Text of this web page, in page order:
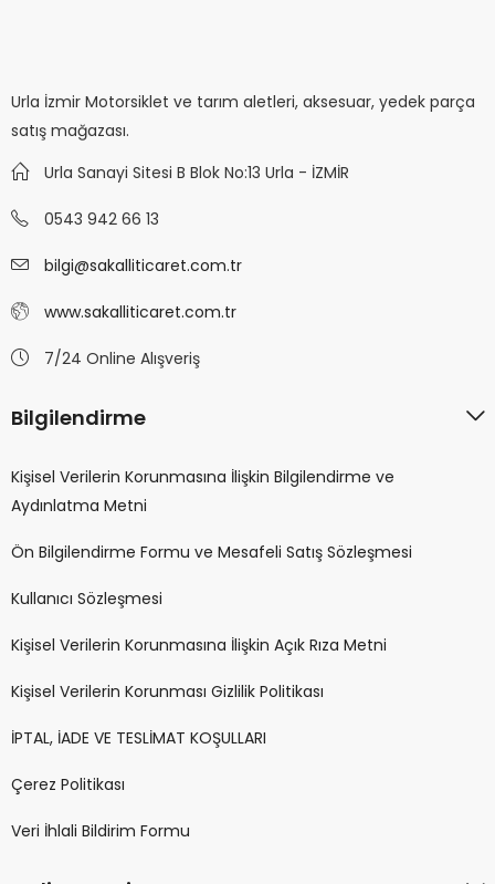
Urla İzmir Motorsiklet ve tarım aletleri, aksesuar, yedek parça
satış mağazası.
Urla Sanayi Sitesi B Blok No:13 Urla - İZMİR
0543 942 66 13
bilgi@sakalliticaret.com.tr
www.sakalliticaret.com.tr
7/24 Online Alışveriş
Bilgilendirme
Kişisel Verilerin Korunmasına İlişkin Bilgilendirme ve
Aydınlatma Metni
Ön Bilgilendirme Formu ve Mesafeli Satış Sözleşmesi
Kullanıcı Sözleşmesi
Kişisel Verilerin Korunmasına İlişkin Açık Rıza Metni
Kişisel Verilerin Korunması Gizlilik Politikası
İPTAL, İADE VE TESLİMAT KOŞULLARI
Çerez Politikası
Veri İhlali Bildirim Formu